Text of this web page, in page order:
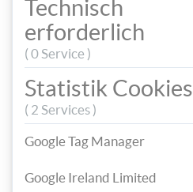
Technisch
erforderlich
( 0 Service )
Statistik Cookies
( 2 Services )
Google Tag Manager
Google Ireland Limited